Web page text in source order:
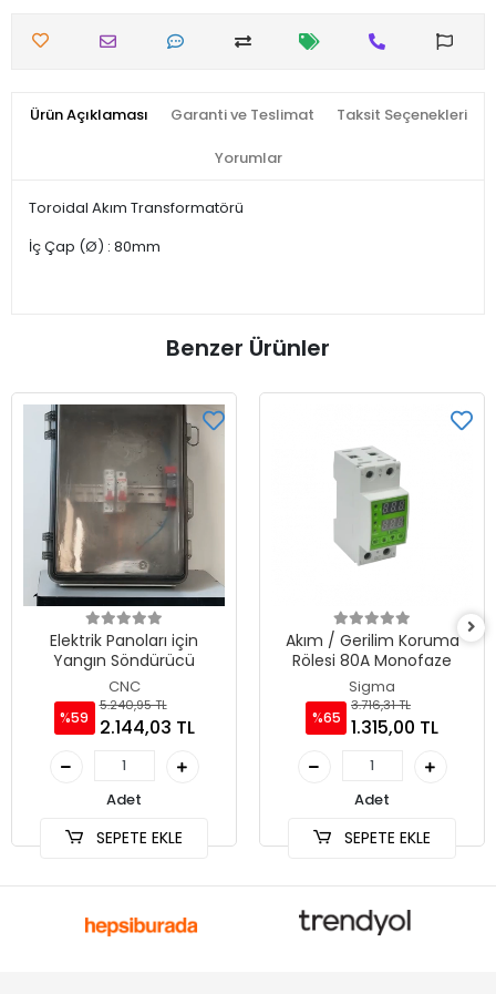
Ürün Açıklaması Garanti ve Teslimat Taksit Seçenekleri
Yorumlar
Toroidal Akım Transformatörü
İç Çap (Ø) : 80mm
Benzer Ürünler
Elektrik Panoları için
Yangın Söndürücü
CNC
%59
5.240,95 TL
2.144,03 TL
Adet
SEPETE EKLE
Akım / Gerilim Koruma
Rölesi 80A Monofaze
Sigma
%65
3.716,31 TL
1.315,00 TL
Adet
SEPETE EKLE